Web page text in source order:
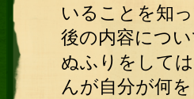
いることを知
後の内容につ
ぬふりをして
んが自分が何